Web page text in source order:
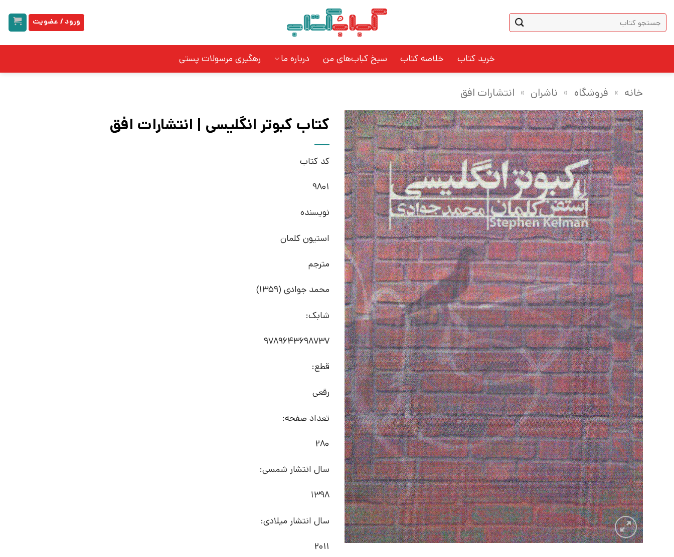
content
جستجو
برای:
ورود / عضویت
خرید کتاب خلاصه کتاب سیخ کباب‌های من درباره ما رهگیری مرسولات پستی
خانه » فروشگاه » ناشران » انتشارات افق
کتاب کبوتر انگلیسی | انتشارات افق
کد کتاب
9801
نویسنده
استیون کلمان
مترجم
محمد جوادی (1359)
شابک:
9789643698737
قطع:
رقعی
تعداد صفحه:
280
سال انتشار شمسی:
1398
سال انتشار میلادی:
2011